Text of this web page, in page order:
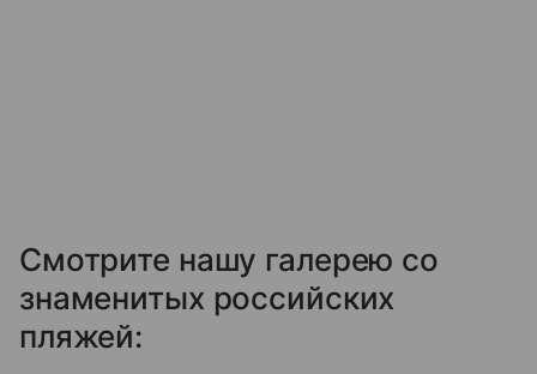
Смотрите нашу галерею со
знаменитых российских
пляжей: